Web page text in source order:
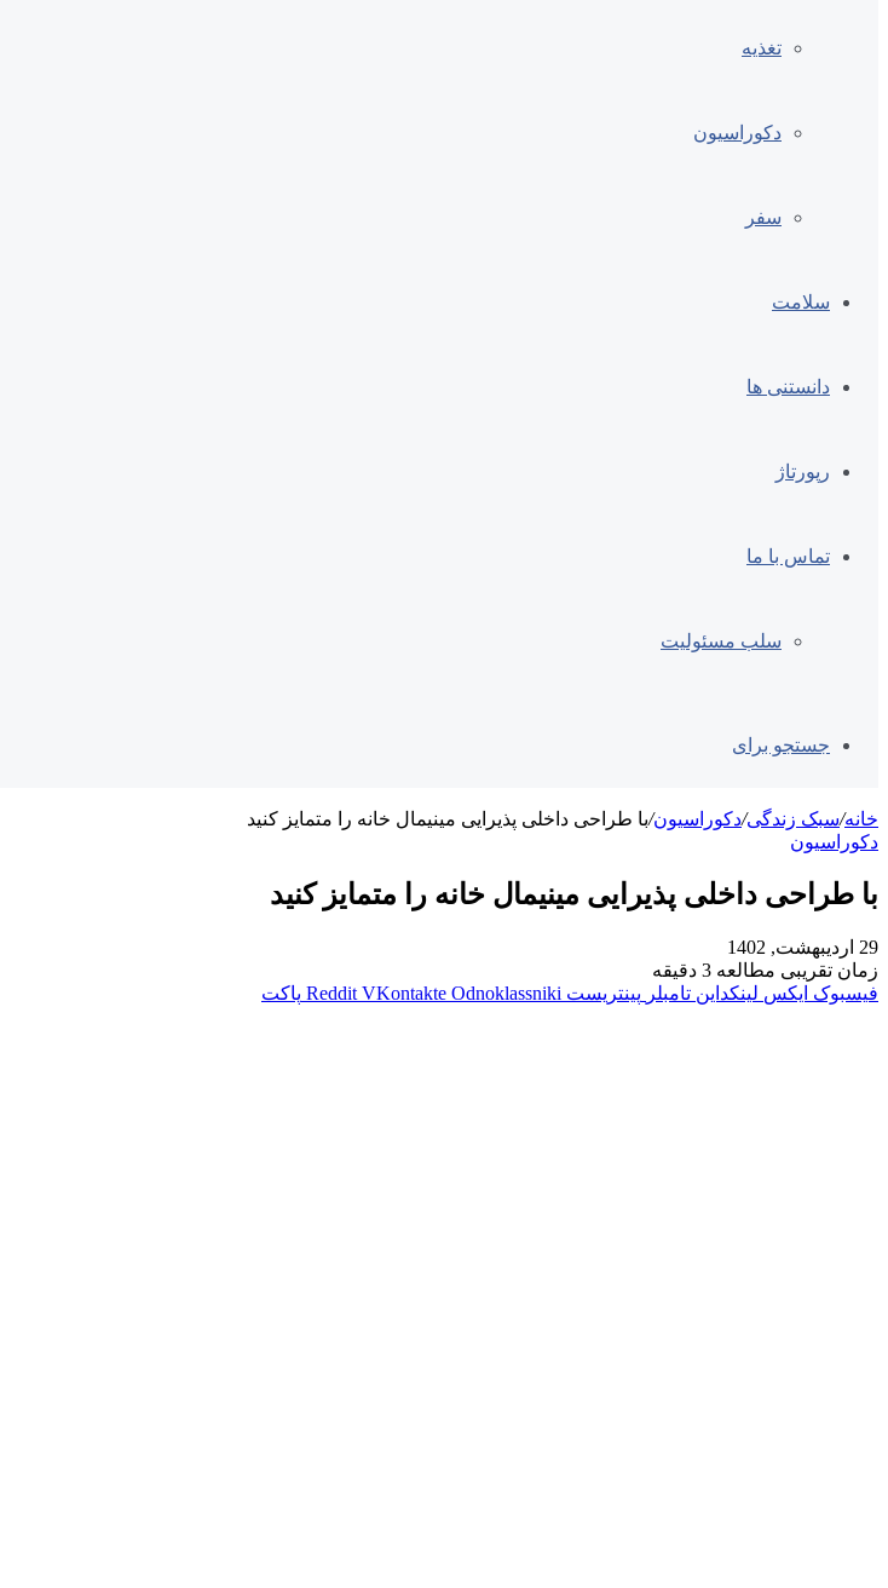
تغذیه
دکوراسیون
سفر
سلامت
دانستنی ها
رپورتاژ
تماس با ما
سلب مسئولیت
جستجو برای
خانه/سبک زندگی/دکوراسیون/با طراحی داخلی پذیرایی مینیمال خانه را متمایز کنید
دکوراسیون
با طراحی داخلی پذیرایی مینیمال خانه را متمایز کنید
29 اردیبهشت, 1402
زمان تقریبی مطالعه 3 دقیقه
فیسبوک ایکس لینکداین تامبلر پینتریست Reddit VKontakte Odnoklassniki پاکت